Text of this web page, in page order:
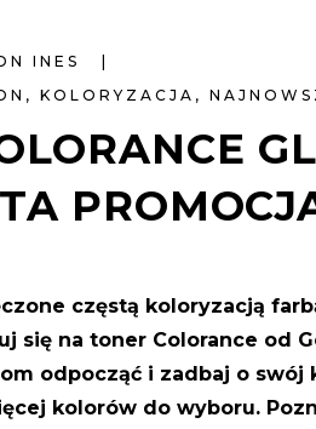
INES
, KOLORYZACJA ,
częstą koloryzacją
się na toner Colorance od
odpocząć i zadbaj o
kolorów do wyboru.